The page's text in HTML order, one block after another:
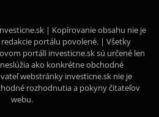
| Kopírovanie obsahu nie je
portálu povolené. | Všetky
portáli investicne.sk sú určené len
ako konkrétne obchodné
webstránky investicne.sk nie je
rozhodnutia a pokyny čitateľov
webu.